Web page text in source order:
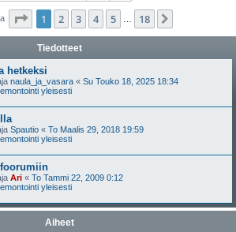
Sivu /18
1 2 3 4 5 18
Tiedotteet
hetkeksi
naula_ja_vasara « Su Touko 18, 2025 18:34
yleisesti
Spautio « To Maalis 29, 2018 19:59
yleisesti
Ari « To Tammi 22, 2009 0:12
yleisesti
Aiheet